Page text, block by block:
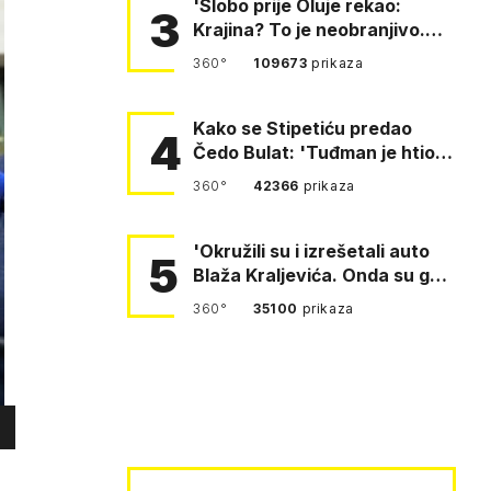
3
'Slobo prije Oluje rekao:
Krajina? To je neobranjivo.
Tuđmana zvao Krivousti'
360° 109673prikaza
4 Kako se Stipetiću predao
Čedo Bulat: 'Tuđman je htio
da se prerušim u ženu'
360° 42366 prikaza
5
'Okružili su i izrešetali auto
Blaža Kraljevića. Onda su ga
vukli po cesti'
360° 35100 prikaza